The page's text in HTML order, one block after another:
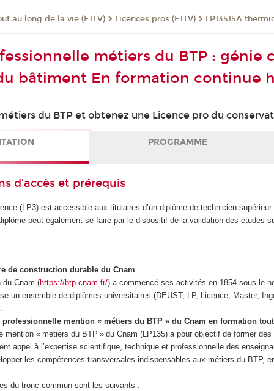
au long de la vie (FTLV) Licences pros (FTLV) LP13515A
métiers du BTP :
bâtiment En formation continue
du BTP et obtenez une Licence pro du
PROGRAMME
d’accès et prérequis
(LP3) est accessible aux titulaires d’un diplôme de technicien
peut également se faire par le dispositif de la validation des études
de construction durable du Cnam
du Cnam (https://btp.cnam.fr/) a commencé ses activités en 1854 sous le
un ensemble de diplômes universitaires (DEUST, LP, Licence, Master,
professionnelle mention « métiers du BTP » du Cnam en formation
mention « métiers du BTP » du Cnam (LP135) a pour objectif de former
appel à l’expertise scientifique, technique et professionnelle des
les compétences transversales indispensables aux métiers du BTP,
du tronc commun sont les suivants :